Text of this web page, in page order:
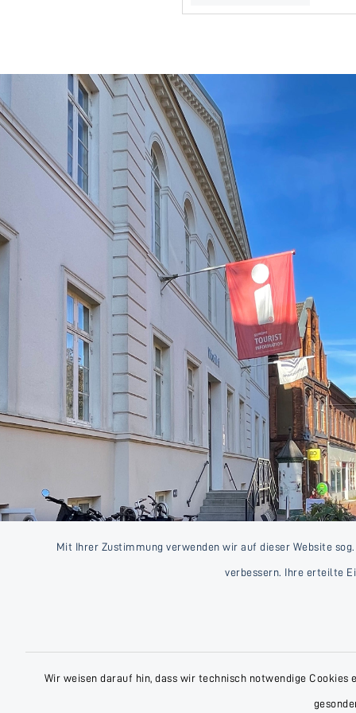
Mit Ihrer Zustimmung verwenden wir auf dieser Website
verbessern. Ihre erteilte
Wir weisen darauf hin, dass wir technisch notwendige